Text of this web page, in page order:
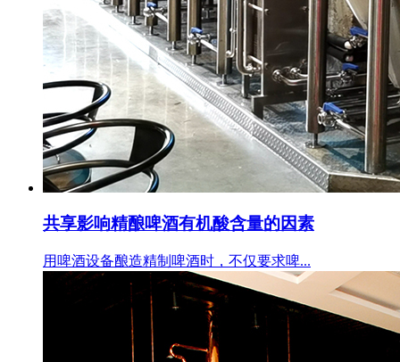
共享影响精酿啤酒有机酸含量的因素
用啤酒设备酿造精制啤酒时，不仅要求啤...